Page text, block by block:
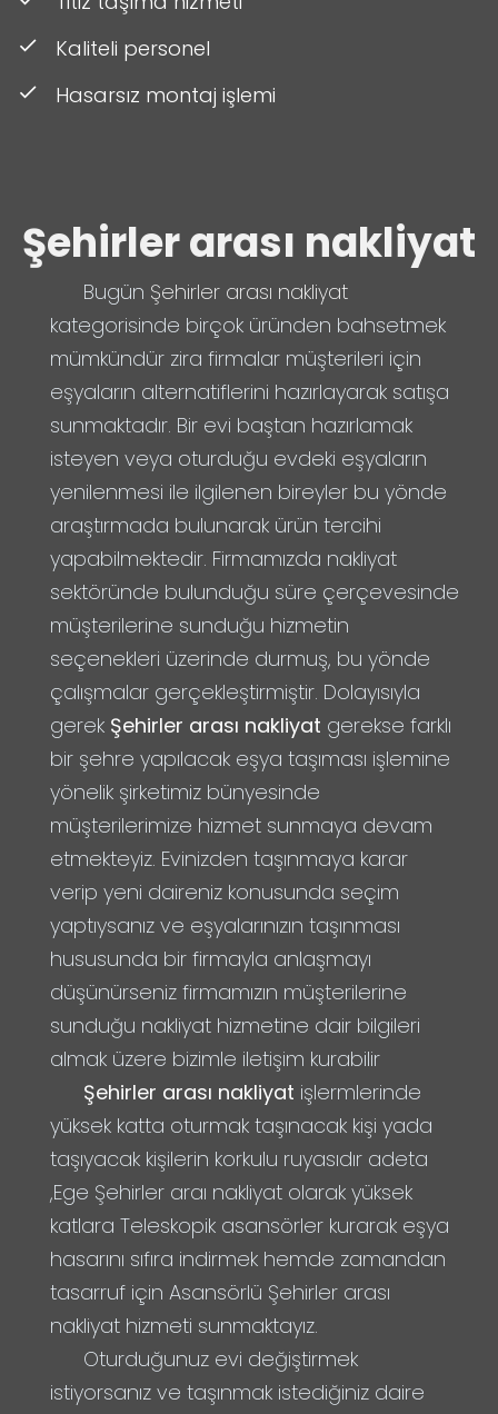
Kaliteli personel
Hasarsız montaj işlemi
Şehirler arası nakliyat
Bugün Şehirler arası nakliyat
kategorisinde birçok üründen bahsetmek
mümkündür zira firmalar müşterileri için
eşyaların alternatiflerini hazırlayarak satışa
sunmaktadır. Bir evi baştan hazırlamak
isteyen veya oturduğu evdeki eşyaların
yenilenmesi ile ilgilenen bireyler bu yönde
araştırmada bulunarak ürün tercihi
yapabilmektedir. Firmamızda nakliyat
sektöründe bulunduğu süre çerçevesinde
müşterilerine sunduğu hizmetin
seçenekleri üzerinde durmuş, bu yönde
çalışmalar gerçekleştirmiştir. Dolayısıyla
gerek Şehirler arası nakliyat gerekse farklı
bir şehre yapılacak eşya taşıması işlemine
yönelik şirketimiz bünyesinde
müşterilerimize hizmet sunmaya devam
etmekteyiz. Evinizden taşınmaya karar
verip yeni daireniz konusunda seçim
yaptıysanız ve eşyalarınızın taşınması
hususunda bir firmayla anlaşmayı
düşünürseniz firmamızın müşterilerine
sunduğu nakliyat hizmetine dair bilgileri
almak üzere bizimle iletişim kurabilir
Şehirler arası nakliyat işlermlerinde
yüksek katta oturmak taşınacak kişi yada
taşıyacak kişilerin korkulu ruyasıdır adeta
,Ege Şehirler araı nakliyat olarak yüksek
katlara Teleskopik asansörler kurarak eşya
hasarını sıfıra indirmek hemde zamandan
tasarruf için Asansörlü Şehirler arası
nakliyat hizmeti sunmaktayız.
Oturduğunuz evi değiştirmek
istiyorsanız ve taşınmak istediğiniz daire